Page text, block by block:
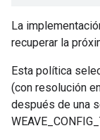
La
recuperar la
Esta política
(con resolución
después de una